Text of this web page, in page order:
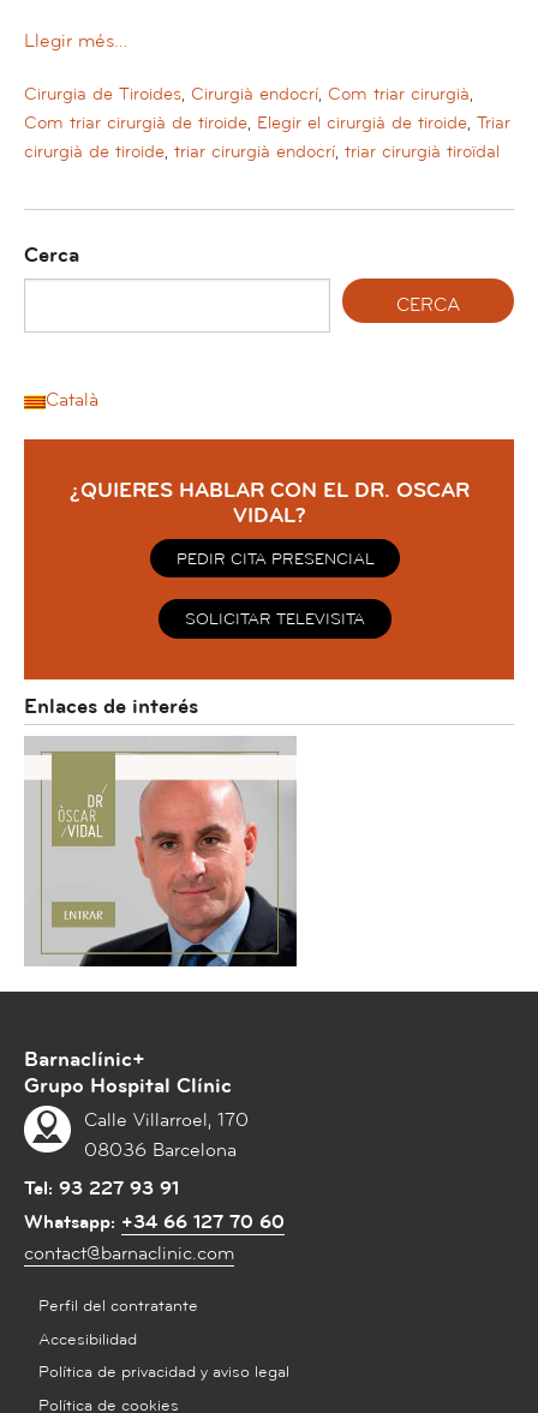
Llegir més…
Cirurgia de Tiroides, Cirurgià endocrí, Com triar cirurgià,
Com triar cirurgià de tiroide, Elegir el cirurgià de tiroide, Triar
cirurgià de tiroide, triar cirurgià endocrí, triar cirurgià tiroïdal
Cerca
Català
¿QUIERES HABLAR CON EL DR. OSCAR
VIDAL?
PEDIR CITA PRESENCIAL
SOLICITAR TELEVISITA
Enlaces de interés
Barnaclínic+
Grupo Hospital Clínic
Calle Villarroel, 170
08036 Barcelona
Tel: 93 227 93 91
Whatsapp: +34 66 127 70 60
contact@barnaclinic.com
Perfil del contratante
Accesibilidad
Política de privacidad y aviso legal
Política de cookies